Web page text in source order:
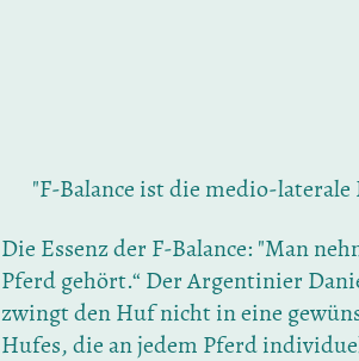
"F-Balance ist die medio-
Die Essenz der F-Balance: "Man
Pferd gehört.“ Der Argentinier
zwingt den Huf nicht in eine
Hufes, die an jedem Pferd